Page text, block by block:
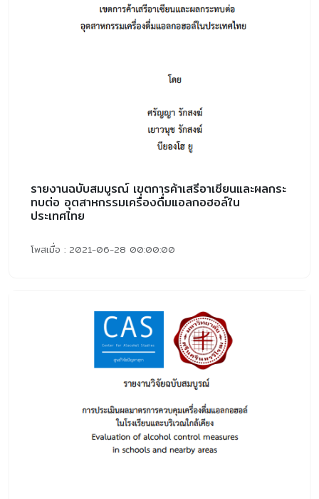
รายงานฉบับสมบูรณ์ เขตการค้าเสรีอาเซียนและผลกระ
ทบต่อ อุตสาหกรรมเครื่องดื่มแอลกอฮอล์ใน
ประเทศไทย
โพสเมื่อ : 2021-06-28 00:00:00